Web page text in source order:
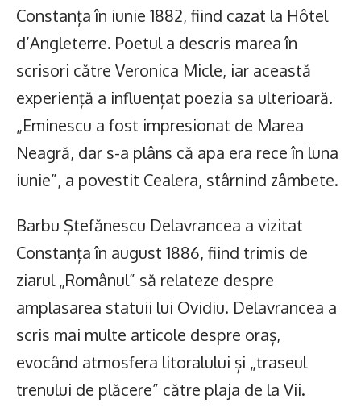
Constanța în iunie 1882, fiind cazat la Hôtel
d’Angleterre. Poetul a descris marea în
scrisori către Veronica Micle, iar această
experiență a influențat poezia sa ulterioară.
„Eminescu a fost impresionat de Marea
Neagră, dar s-a plâns că apa era rece în luna
iunie”, a povestit Cealera, stârnind zâmbete.
Barbu Ștefănescu Delavrancea a vizitat
Constanța în august 1886, fiind trimis de
ziarul „Românul” să relateze despre
amplasarea statuii lui Ovidiu. Delavrancea a
scris mai multe articole despre oraș,
evocând atmosfera litoralului și „traseul
trenului de plăcere” către plaja de la Vii.